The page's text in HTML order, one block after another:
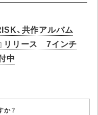
、共作アルバム
リリース 7インチ
中
？